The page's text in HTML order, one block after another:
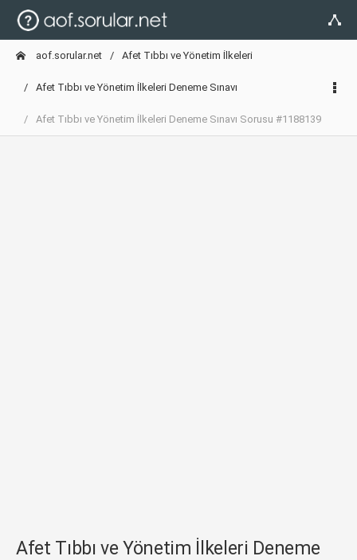
aof.sorular.net Afet Tıbbı ve Yönetim İlkeleri
Afet Tıbbı ve Yönetim İlkeleri Deneme Sınavı
Afet Tıbbı ve Yönetim İlkeleri Deneme Sınavı Sorusu #1188139
Afet Tıbbı ve Yönetim İlkeleri Deneme